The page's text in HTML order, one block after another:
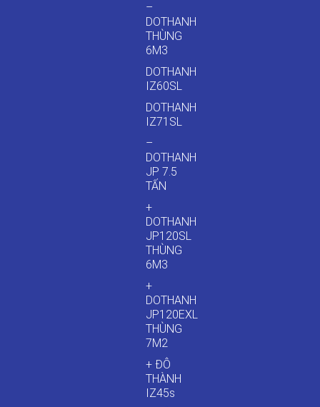
–
DOTHANH
THÙNG
6M3
DOTHANH
IZ60SL
DOTHANH
IZ71SL
–
DOTHANH
JP 7.5
TẤN
+
DOTHANH
JP120SL
THÙNG
6M3
+
DOTHANH
JP120EXL
THÙNG
7M2
+ ĐÔ
THÀNH
IZ45s